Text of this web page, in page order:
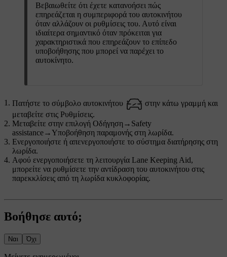
Βεβαιωθείτε ότι έχετε κατανοήσει πώς
επηρεάζεται η συμπεριφορά του αυτοκινήτου
όταν αλλάζουν οι ρυθμίσεις του. Αυτό είναι
ιδιαίτερα σημαντικό όταν πρόκειται για
χαρακτηριστικά που επηρεάζουν το επίπεδο
υποβοήθησης που μπορεί να παρέχει το
αυτοκίνητο.
Πατήστε το σύμβολο αυτοκινήτου
στην κάτω γραμμή και
μεταβείτε στις Ρυθμίσεις.
Μεταβείτε στην επιλογή Οδήγηση → Safety
assistance→Υποβοήθηση παραμονής στη λωρίδα.
Ενεργοποιήστε ή απενεργοποιήστε το σύστημα διατήρησης στη
λωρίδα.
Αφού ενεργοποιήσετε τη λειτουργία Lane Keeping Aid,
μπορείτε να ρυθμίσετε την αντίδραση του αυτοκινήτου στις
παρεκκλίσεις από τη λωρίδα κυκλοφορίας.
Βοήθησε αυτό;
Ναι Όχι